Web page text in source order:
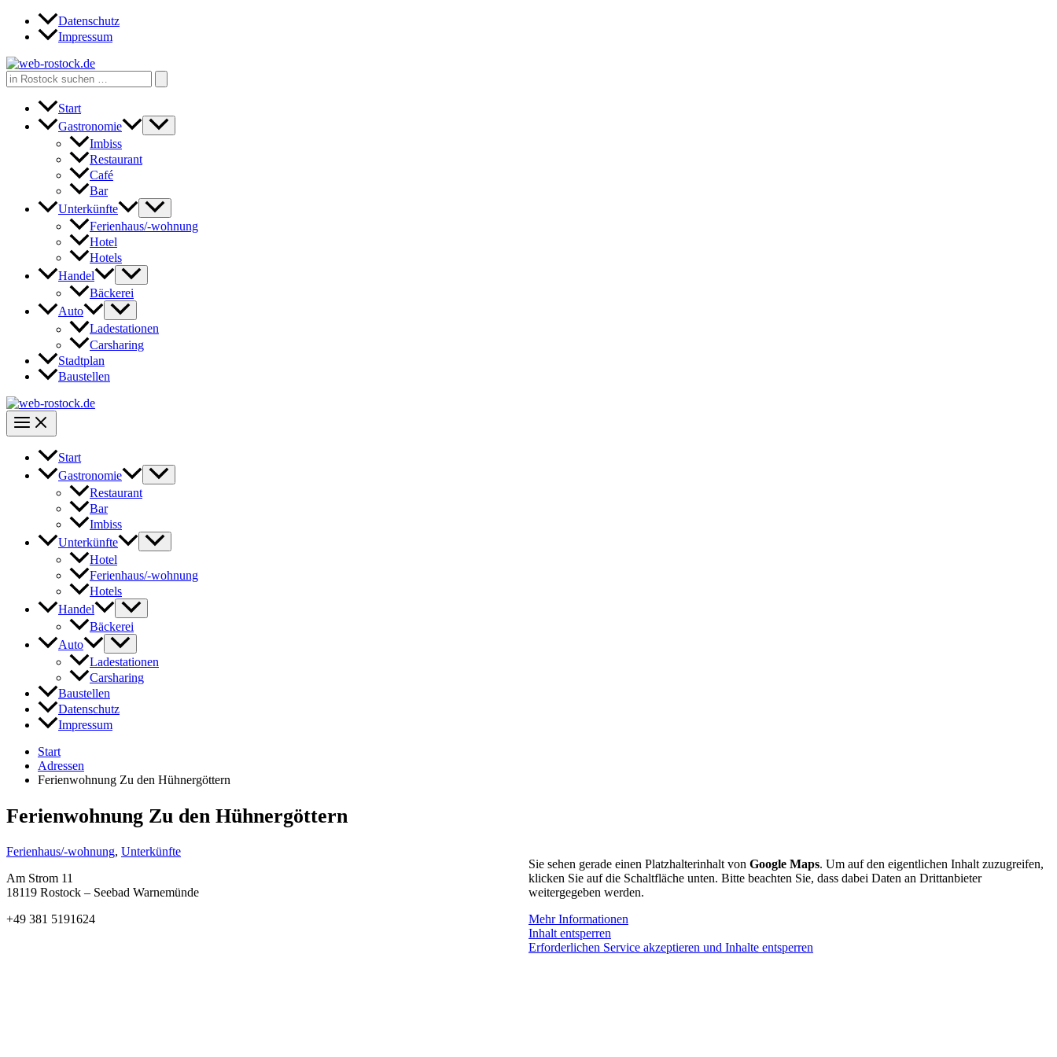
Zum
Inhalt
Datenschutz
Impressum
Search
for:
Start
Gastronomie
Imbiss
Restaurant
Café
Bar
Unterkünfte
Ferienhaus/-wohnung
Hotel
Hotels
Handel
Bäckerei
Auto
Ladestationen
Carsharing
Stadtplan
Baustellen
Start
Gastronomie
Restaurant
Bar
Imbiss
Unterkünfte
Hotel
Ferienhaus/-wohnung
Hotels
Handel
Bäckerei
Auto
Ladestationen
Carsharing
Baustellen
Datenschutz
Impressum
Start
Adressen
Ferienwohnung Zu den Hühnergöttern
Ferienwohnung Zu den Hühnergöttern
Ferienhaus/-wohnung, Unterkünfte
Am Strom 11
18119 Rostock – Seebad Warnemünde
+49 381 5191624
Sie sehen gerade einen Platzhalterinhalt von Google Maps. Um auf den eigentlichen Inhalt zuzugreifen,
klicken Sie auf die Schaltfläche unten. Bitte beachten Sie, dass dabei Daten an Drittanbieter
weitergegeben werden.
Mehr Informationen
Inhalt entsperren
Erforderlichen Service akzeptieren und Inhalte entsperren